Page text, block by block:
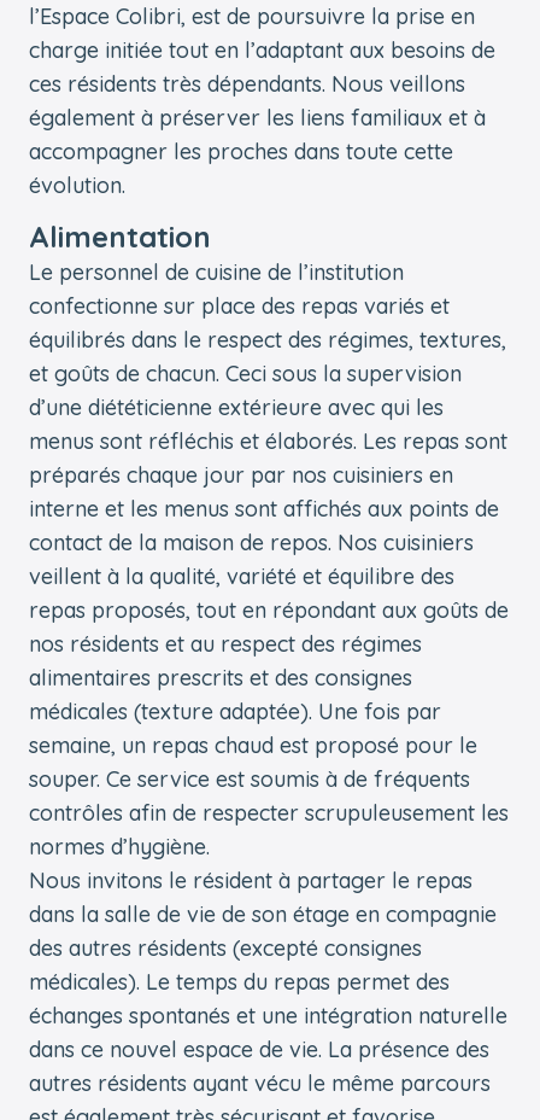
l’Espace Colibri, est de poursuivre la prise en
charge initiée tout en l’adaptant aux besoins de
ces résidents très dépendants. Nous veillons
également à préserver les liens familiaux et à
accompagner les proches dans toute cette
évolution.
Alimentation
Le personnel de cuisine de l’institution
confectionne sur place des repas variés et
équilibrés dans le respect des régimes, textures,
et goûts de chacun. Ceci sous la supervision
d’une diététicienne extérieure avec qui les
menus sont réfléchis et élaborés. Les repas sont
préparés chaque jour par nos cuisiniers en
interne et les menus sont affichés aux points de
contact de la maison de repos. Nos cuisiniers
veillent à la qualité, variété et équilibre des
repas proposés, tout en répondant aux goûts de
nos résidents et au respect des régimes
alimentaires prescrits et des consignes
médicales (texture adaptée). Une fois par
semaine, un repas chaud est proposé pour le
souper. Ce service est soumis à de fréquents
contrôles afin de respecter scrupuleusement les
normes d’hygiène.
Nous invitons le résident à partager le repas
dans la salle de vie de son étage en compagnie
des autres résidents (excepté consignes
médicales). Le temps du repas permet des
échanges spontanés et une intégration naturelle
dans ce nouvel espace de vie. La présence des
autres résidents ayant vécu le même parcours